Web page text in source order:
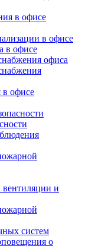
в офисе
в офисе
в офисе
офиса
в офисе
и
систем
о